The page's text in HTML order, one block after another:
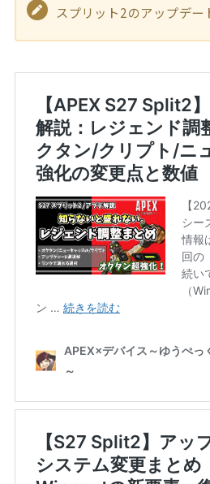
スプリット2のアップデー